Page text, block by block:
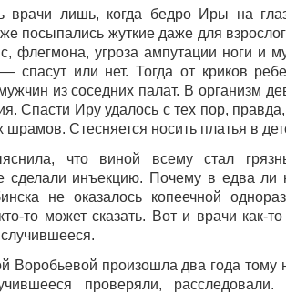
врачи лишь, когда бедро Иры на
же посыпались жуткие даже для
флегмона, угроза ампутации ноги и
спасут или нет. Тогда от криков
из соседних палат. В организм
Спасти Иру удалось с тех пор,
Стесняется носить платья в
что виной всему стал
сделали инъекцию. Почему в едва ли
не оказалось копеечной
то может сказать. Вот и врачи как-
Воробьевой произошла два года тому
проверяли, расследовали.